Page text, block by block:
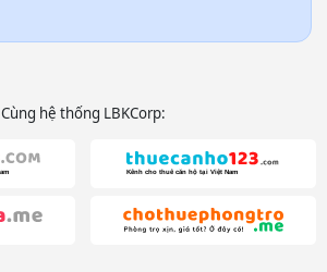
Cùng hệ thống LBKCorp: